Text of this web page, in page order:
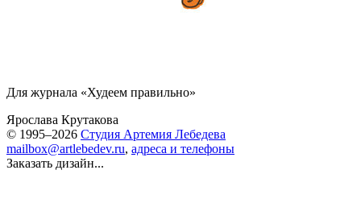
Для журнала «Худеем правильно»
Ярослава Крутакова
© 1995–2026 Студия Артемия Лебедева
mailbox@artlebedev.ru, адреса и телефоны
Заказать дизайн...